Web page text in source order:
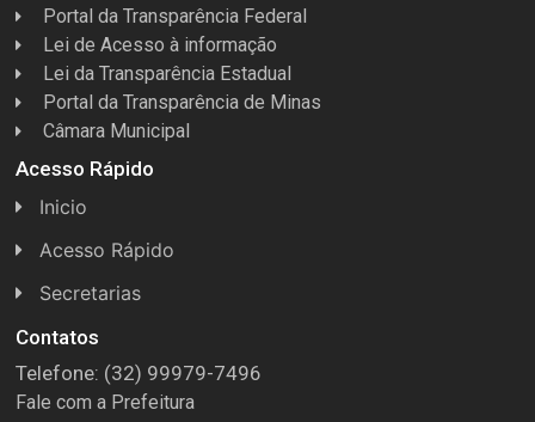
Portal da Transparência Federal
Lei de Acesso à informação
Lei da Transparência Estadual
Portal da Transparência de Minas
Câmara Municipal
Acesso Rápido
Inicio
Acesso Rápido
Concursos
Conselhos
Espera Feliz Antigamente
Secretarias
Licitações
Secretaria de Esportes
Contatos
Telefone: (32) 99979-7496
Fale com a Prefeitura